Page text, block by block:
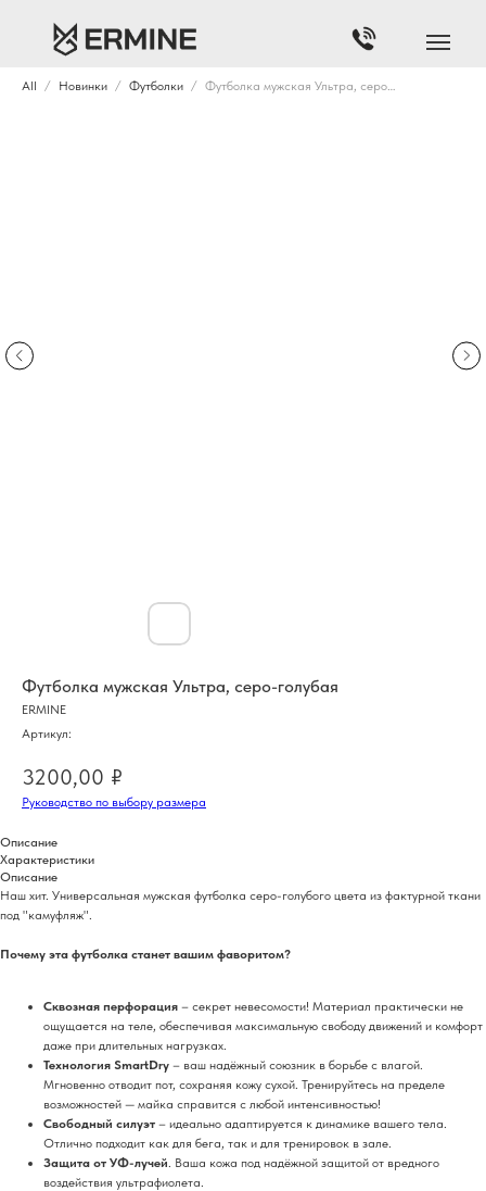
All Новинки Футболки Футболка мужская Ультра, серо-голубая
Футболка мужская Ультра, серо-голубая
ERMINE
Артикул:
3200,00 ₽
Руководство по выбору размера
Описание
Характеристики
Описание
Наш хит. Универсальная мужская футболка серо-голубого цвета из фактурной ткани
под "камуфляж".
Почему эта футболка станет вашим фаворитом?
Сквозная перфорация – секрет невесомости! Материал практически не
ощущается на теле, обеспечивая максимальную свободу движений и комфорт
даже при длительных нагрузках.
Технология SmartDry – ваш надёжный союзник в борьбе с влагой.
Мгновенно отводит пот, сохраняя кожу сухой. Тренируйтесь на пределе
возможностей — майка справится с любой интенсивностью!
Свободный силуэт – идеально адаптируется к динамике вашего тела.
Отлично подходит как для бега, так и для тренировок в зале.
Защита от УФ-лучей. Ваша кожа под надёжной защитой от вредного
воздействия ультрафиолета.